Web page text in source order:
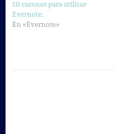
10 razones para utilizar
Evernote.
En «Evernote»